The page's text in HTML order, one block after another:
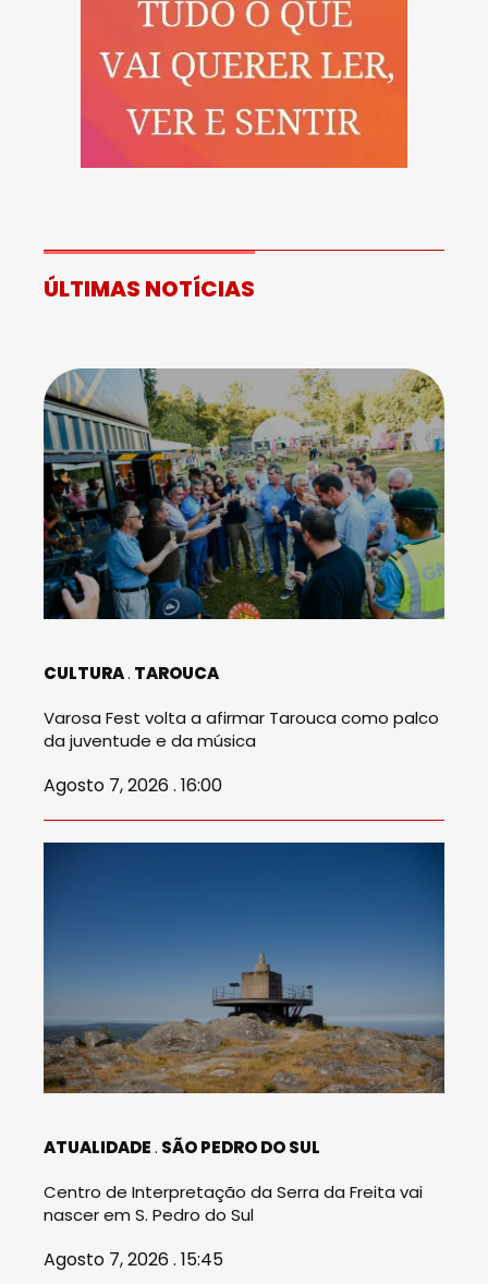
ÚLTIMAS NOTÍCIAS
CULTURA TAROUCA
Varosa Fest volta a afirmar Tarouca como palco
da juventude e da música
Agosto 7, 2026 . 16:00
ATUALIDADE SÃO PEDRO DO SUL
Centro de Interpretação da Serra da Freita vai
nascer em S. Pedro do Sul
Agosto 7, 2026 . 15:45